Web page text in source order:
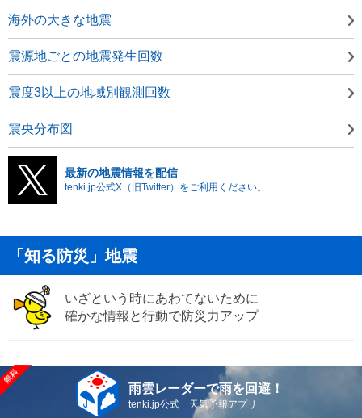
海外の大きな地震
震源地ごとの地震発生回数
震度3以上の地域別観測回数
震央分布図
最新の地震情報を配信
tenki.jp公式X（旧Twitter）をご利用ください。
「知る防災」地震
いざという時にあわてないために
確かな情報と行動で防災力アップ
雨雲レーダーで雨を回避！
tenki.jp公式 天気予報アプリ